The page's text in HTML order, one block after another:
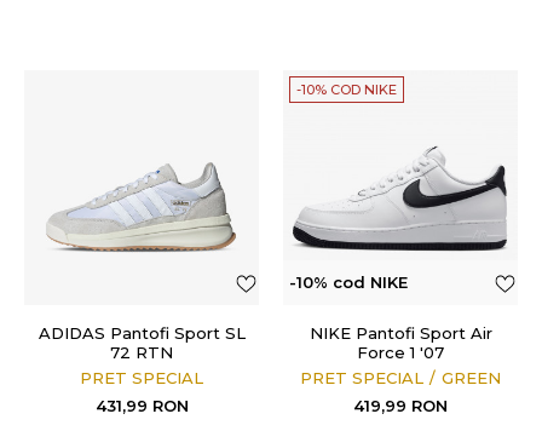
ADIDAS Pantofi Sport SL
72 RTN
PRET SPECIAL
431,99 RON
-10% COD NIKE
-10% cod NIKE
NIKE Pantofi Sport Air
Force 1 '07
PRET SPECIAL
GREEN
419,99 RON